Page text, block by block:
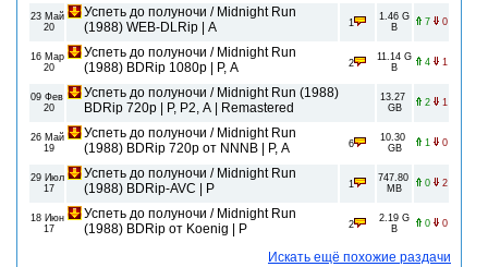
23 Май
20
Успеть до полуночи / Midnight Run
(1988) WEB-DLRip | A
1
1.46 G
B
7 0
16 Мар
20
Успеть до полуночи / Midnight Run
(1988) BDRip 1080p | P, A
2
11.14 G
B
4 1
09 Фев
20
Успеть до полуночи / Midnight Run (1988)
BDRip 720p | P, P2, A | Remastered
13.27
GB
2 1
26 Май
19
Успеть до полуночи / Midnight Run
(1988) BDRip 720p от NNNB | P, A
6
10.30
GB
1 0
29 Июл
17
Успеть до полуночи / Midnight Run
(1988) BDRip-AVC | P
1
747.80
MB
0 2
18 Июн
17
Успеть до полуночи / Midnight Run
(1988) BDRip от Koenig | P
2
2.19 G
B
0 0
Искать ещё похожие раздачи